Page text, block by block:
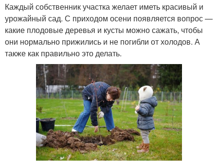
Каждый собственник участка желает иметь красивый и
урожайный сад. С приходом осени появляется вопрос —
какие плодовые деревья и кусты можно сажать, чтобы
они нормально прижились и не погибли от холодов. А
также как правильно это делать.